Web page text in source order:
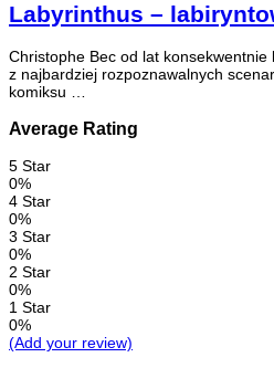
Labyrinthus –
Christophe Bec od lat
z najbardziej rozpoznawalnych
komiksu …
Average Rating
5 Star
0%
4 Star
0%
3 Star
0%
2 Star
0%
1 Star
0%
(Add your review)